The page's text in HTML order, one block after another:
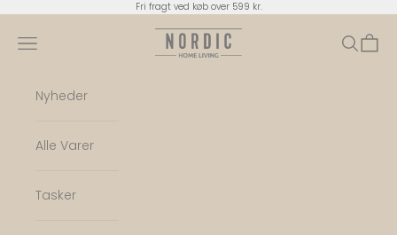
Fri fragt ved køb over 599 kr.
Nordic Home Living
Menu Søg
Nyheder
Alle Varer
Tasker